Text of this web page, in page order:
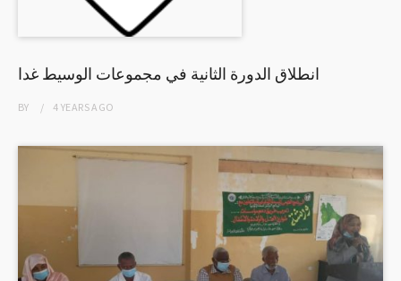
انطلاق الدورة الثانية في مجموعات الوسيط غدا
BY 4 YEARSAGO